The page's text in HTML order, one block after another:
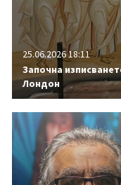
25.06.2026 18:11
Започна
Лондон